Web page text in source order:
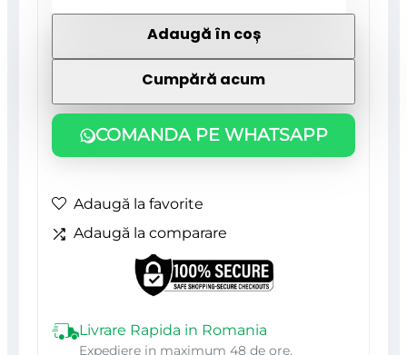
Livrare Rapida in Romania
Expediere in maximum 48 de ore.
COMANDA PE WHATSAPP
Disc
metalic,
cu
picioare,
cm,
Perfect
Adaugă în coș
Cumpără acum
Adaugă la favorite
Adaugă la comparare